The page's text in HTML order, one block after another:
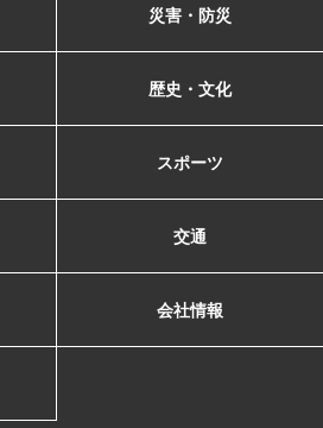
災害・防災
歴史・文化
スポーツ
交通
会社情報